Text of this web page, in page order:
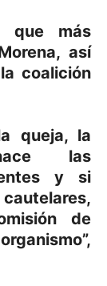
que más
así
coalición
queja, la
las
y si
de